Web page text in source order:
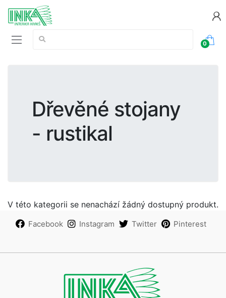
Vyhledávání:
0
Dřevěné stojany
- rustikal
V této kategorii se nenachází žádný dostupný produkt.
Facebook Instagram Twitter Pinterest